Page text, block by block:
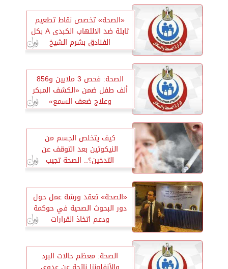
«الصحة» تخصص نقاط تطعيم
ثابتة ضد الالتهاب الكبدى A بكل
الفنادق بشرم الشيخ
الصحة: فحص 3 ملايين و856
ألف طفل ضمن «الكشف المبكر
وعلاج ضعف السمع»
كيف يتخلص الجسم من
النيكوتين بعد التوقف عن
التدخين؟.. الصحة تجيب
«الصحة» تعقد ورشة عمل حول
دور البحوث الصحية في حوكمة
ودعم اتخاذ القرارات
الصحة: معظم حالات البرد